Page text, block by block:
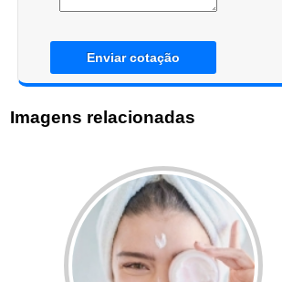
Enviar cotação
Imagens relacionadas